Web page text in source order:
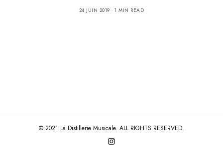
24 JUIN 2019 1 MIN READ
© 2021 La Distillerie Musicale. ALL RIGHTS RESERVED.